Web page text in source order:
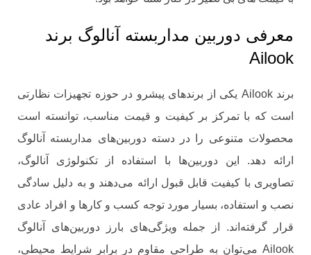
معرفی دوربین مداربسته آنالوگ برند
Ailook
برند Ailook یکی از برندهای پیشرو در حوزه تجهیزات نظارتی
است که با تمرکز بر کیفیت و قیمت مناسب، توانسته است
محصولات متنوعی را در دسته دوربین‌های مداربسته آنالوگ
ارائه دهد. این دوربین‌ها با استفاده از تکنولوژی آنالوگ،
تصاویری با کیفیت قابل قبول ارائه می‌دهند و به دلیل سادگی
نصب و استفاده، بسیار مورد توجه کسب ‌و کارها و افراد عادی
قرار گرفته‌اند. از جمله ویژگی‌های بارز دوربین‌های آنالوگ
Ailook می‌توان به طراحی مقاوم در برابر شرایط محیطی،